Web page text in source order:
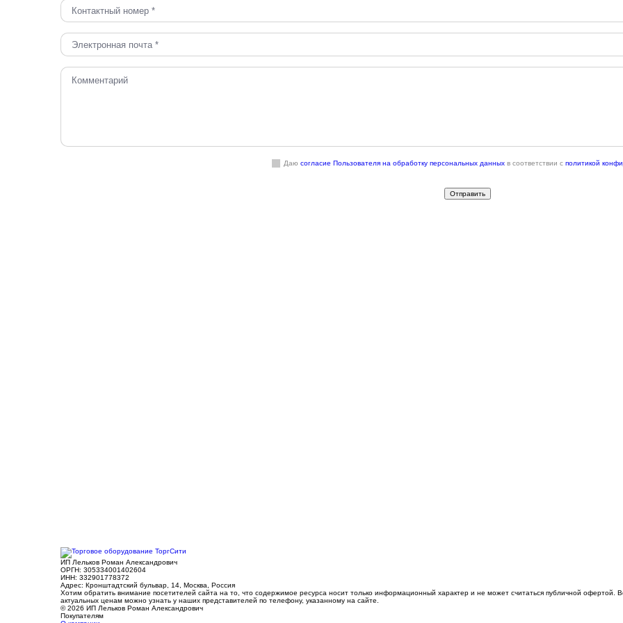
Даю согласие Пользователя на обработку персональных данных в соответствии с политикой
ИП Лельков Роман Александрович
ОРГН: 305334001402604
ИНН: 332901778372
Адрес: Кронштадтский бульвар, 14, Москва, Россия
Хотим обратить внимание посетителей сайта на то, что содержимое ресурса носит только информационный характер и не может считаться публичной
актуальных ценам можно узнать у наших представителей по телефону, указанному на сайте.
© 2026 ИП Лельков Роман Александрович
Покупателям